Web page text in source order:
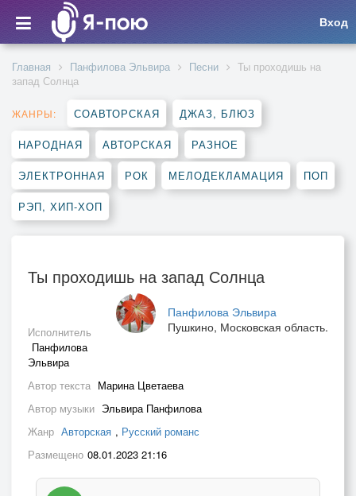
Вход
Главная Панфилова Эльвира Песни
Ты проходишь на
запад Солнца
ЖАНРЫ: СОАВТОРСКАЯ ДЖАЗ, БЛЮЗ
НАРОДНАЯ АВТОРСКАЯ РАЗНОЕ
ЭЛЕКТРОННАЯ РОК МЕЛОДЕКЛАМАЦИЯ ПОП
РЭП, ХИП-ХОП
Ты проходишь на запад Солнца
Панфилова Эльвира
Пушкино, Московская область.
Исполнитель
Панфилова
Эльвира
Автор текста Марина Цветаева
Автор музыки Эльвира Панфилова
Жанр Авторская , Русский романс
Размещено 08.01.2023 21:16